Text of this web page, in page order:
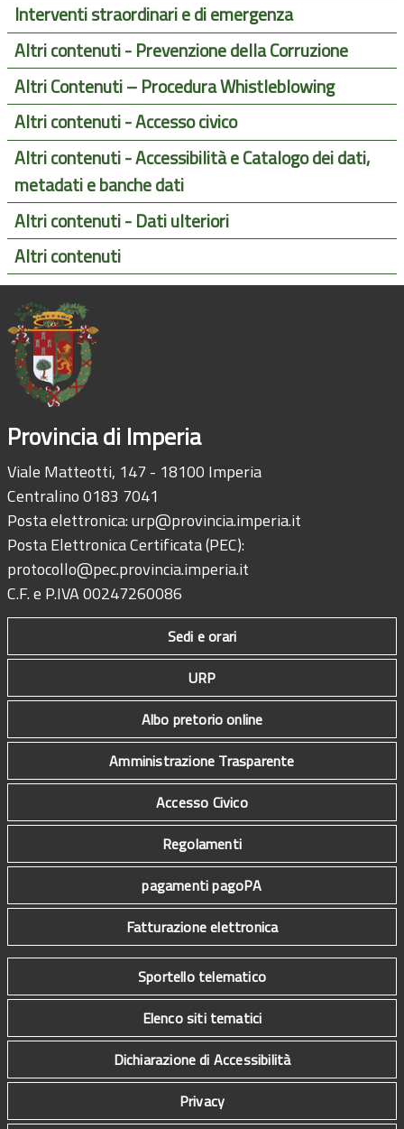
Interventi straordinari e di emergenza
Altri contenuti - Prevenzione della Corruzione
Altri Contenuti – Procedura Whistleblowing
Altri contenuti - Accesso civico
Altri contenuti - Accessibilità e Catalogo dei dati,
metadati e banche dati
Altri contenuti - Dati ulteriori
Altri contenuti
Provincia di Imperia
Viale Matteotti, 147 - 18100 Imperia
Centralino 0183 7041
Posta elettronica:urp@provincia.imperia.it
Posta Elettronica Certificata (PEC):
protocollo@pec.provincia.imperia.it
C.F. e P.IVA 00247260086
Sedi e orari
URP
Albo pretorio online
Amministrazione Trasparente
Accesso Civico
Regolamenti
pagamenti pagoPA
Fatturazione elettronica
Sportello telematico
Elenco siti tematici
Dichiarazione di Accessibilità
Privacy